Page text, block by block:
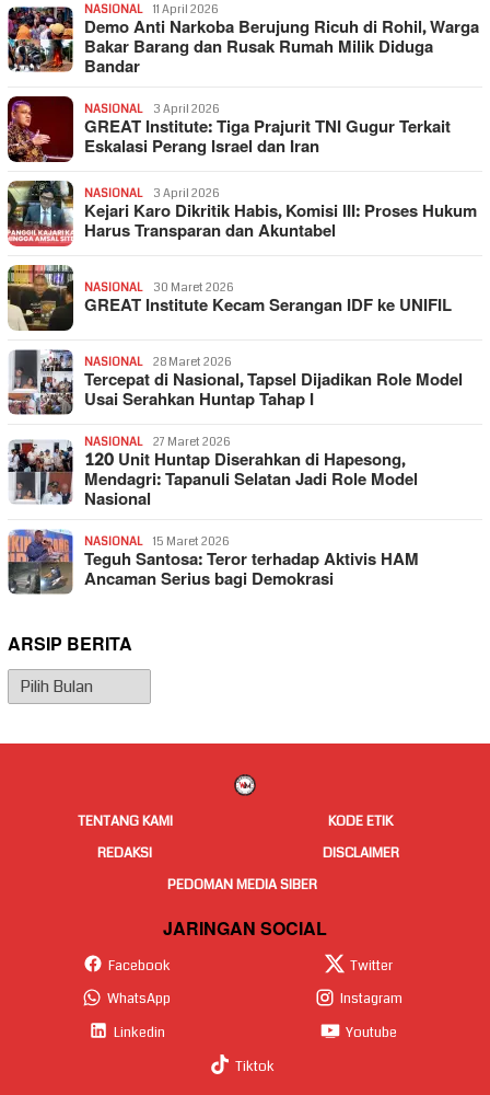
NASIONAL 11 April 2026
Demo Anti Narkoba Berujung Ricuh di Rohil, Warga
Bakar Barang dan Rusak Rumah Milik Diduga
Bandar
NASIONAL 3 April 2026
GREAT Institute: Tiga Prajurit TNI Gugur Terkait
Eskalasi Perang Israel dan Iran
NASIONAL 3 April 2026
Kejari Karo Dikritik Habis, Komisi III: Proses Hukum
Harus Transparan dan Akuntabel
NASIONAL 30 Maret 2026
GREAT Institute Kecam Serangan IDF ke UNIFIL
NASIONAL 28 Maret 2026
Tercepat di Nasional, Tapsel Dijadikan Role Model
Usai Serahkan Huntap Tahap I
NASIONAL 27 Maret 2026
120 Unit Huntap Diserahkan di Hapesong,
Mendagri: Tapanuli Selatan Jadi Role Model
Nasional
NASIONAL 15 Maret 2026
Teguh Santosa: Teror terhadap Aktivis HAM
Ancaman Serius bagi Demokrasi
ARSIP BERITA
Arsip
Berita
TENTANG KAMI
KODE ETIK
REDAKSI
DISCLAIMER
PEDOMAN MEDIA SIBER
JARINGAN SOCIAL
Facebook
Twitter
WhatsApp
Instagram
Linkedin
Youtube
Tiktok